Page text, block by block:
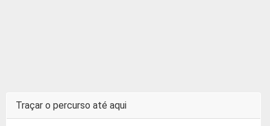
Traçar o percurso até aqui